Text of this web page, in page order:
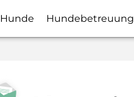
Hunde Hundebetreuung